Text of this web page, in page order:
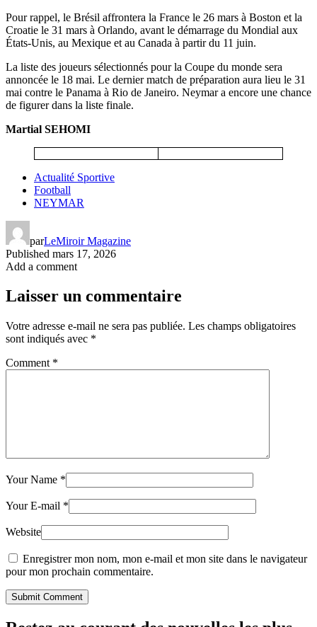
Pour rappel, le Brésil affrontera la France le 26 mars à Boston et la
Croatie le 31 mars à Orlando, avant le démarrage du Mondial aux
États-Unis, au Mexique et au Canada à partir du 11 juin.
‎La liste des joueurs sélectionnés pour la Coupe du monde sera
annoncée le 18 mai. Le dernier match de préparation aura lieu le 31
mai contre le Panama à Rio de Janeiro. Neymar a encore une chance
de figurer dans la liste finale.
Martial SEHOMI
Actualité Sportive
Football
NEYMAR
parLeMiroir Magazine
Published mars 17, 2026
Add a comment
Laisser un commentaire
Votre adresse e-mail ne sera pas publiée. Les champs obligatoires
sont indiqués avec *
Comment *
Your Name *
Your E-mail *
Website
Enregistrer mon nom, mon e-mail et mon site dans le navigateur
pour mon prochain commentaire.
Submit Comment